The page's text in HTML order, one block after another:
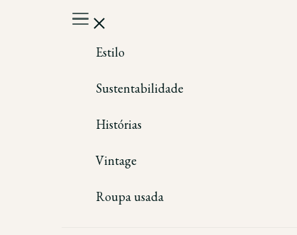
Estilo
Sustentabilidade
Histórias
Vintage
Roupa usada